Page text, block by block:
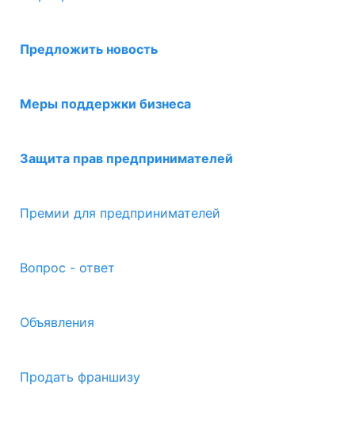
Предложить новость
Меры поддержки бизнеса
Защита прав предпринимателей
Премии для предпринимателей
Вопрос - ответ
Объявления
Продать франшизу